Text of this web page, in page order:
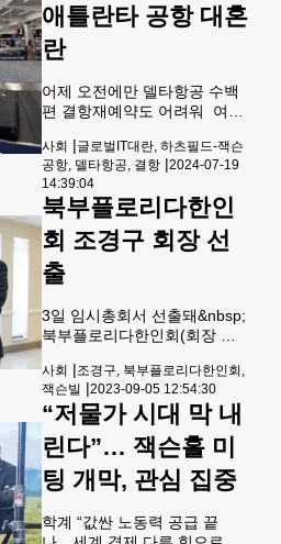
사회가 더욱 성숙 발전해 더 큰
세계한인이 되길
다.이날 행사에는 신승렬 플로
리다한인회연합회장, 최창건
마이애미 핀주평통 상임위원,
유희철 뉴저지 6.25 참전용사,
구자상 플로리다 월남참전유
공자회 회장, 유종남 월남참전
용사, 그리고 한국전 참전용사
7명과 그 가족 등 80여명이 참
석했다.김종배 목사의 개회기
도, 이재열 회장의 환영사, 참
전용사 헨리 모어랜드 박사의
감사인사
애틀란타 공항 대혼
란
어제 오전에만 델타항공 수백
편 결항재예약도 어려워 여행
항사태로 애틀랜타 공항에는
고객 서비스를 받기 위한 여행
객들의 줄이 수하물 수령장소
까지 길게 이어져 있다.&lt;사
진=독자제공&gt; 전 세계를 강
타하고 있는 글로벌 IT 대란으
로 인해 애틀랜타 하츠필드-잭
슨 공항에서도 대규모 항공편
결항과 지연이 발생하는 등 큰
혼란이 일고 있다.19일 미 전
국적으로 델타항공을 비롯해
유나이티드와 아메리칸 항공
등 주요 항공사들의 항공기 수
백편이 이미 결항돼 수만명의
여행객들이 큰 불편을 겪고
사회 |글로벌IT대란, 하츠필드-잭슨
공항, 델타항공, 결항 |2024-07-19
14:39:04
북부플로리다한인
회 조경구 회장 선
출
3일 임시총회서 선출돼&nbsp;
북부플로리다한인회(회장 김
슨빌 한인장로교회 친교실에
서 임시총회를 개최하고 차기
회장에 조경구(사진) 전 회장
을 선출했다.한종숙 대외협력
부장의 사회로 진행된 임시총
회는 김오한 회장의 개회선언
과 국민의례가 있은 후 김오한
회장이 제28대 한인회장 선출
안건을 상정했다.이어 김영출
사회 |조경구, 북부플로리다한인회,
잭슨빌 |2023-09-05 12:54:30
“저물가 시대 막 내
린다”… 잭슨홀 미
팅 개막, 관심 집중
학계 “값싼 노동력 공급 끝